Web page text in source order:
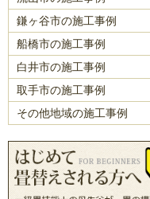
鎌ヶ谷市の施工事例
船橋市の施工事例
白井市の施工事例
取手市の施工事例
その他地域の施工事例